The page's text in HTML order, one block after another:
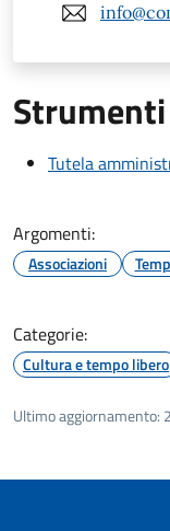
Tutela
Argomenti:
Associazioni
Categorie:
Cultura e tempo libero
Ultimo aggiornamento: